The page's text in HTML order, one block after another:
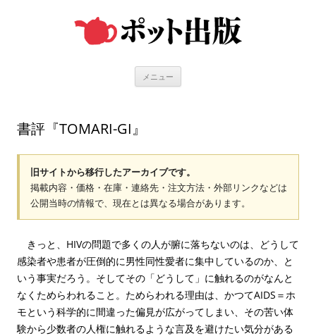
メニュー
書評『TOMARI-GI』
旧サイトから移行したアーカイブです。
掲載内容・価格・在庫・連絡先・注文方法・外部リンクなどは
公開当時の情報で、現在とは異なる場合があります。
きっと、HIVの問題で多くの人が腑に落ちないのは、どうして
感染者や患者が圧倒的に男性同性愛者に集中しているのか、と
いう事実だろう。そしてその「どうして」に触れるのがなんと
なくためらわれること。ためらわれる理由は、かつてAIDS＝ホ
モという科学的に間違った偏見が広がってしまい、その苦い体
験から少数者の人権に触れるような言及を避けたい気分がある